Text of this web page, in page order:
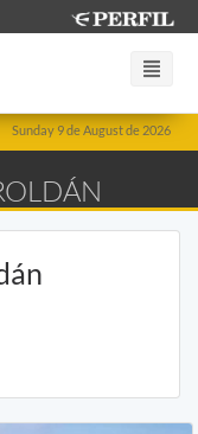
Sunday 9 de August de 2026